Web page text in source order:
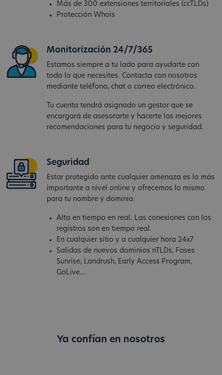
Más de 300 extensiones territoriales (ccTLDs)
Protección Whois
Monitorización 24/7/365
Estamos siempre a tu lado para ayudarte con
todo lo que necesites. Contacta con nosotros
mediante teléfono, chat o correo electrónico.
Tu cuenta tendrá asignado un gestor que se
encargará de asesorarte y hacerte las mejores
recomendaciones para tu negocio y seguridad.
Seguridad
Estar protegido ante cualquier amenaza es lo más
importante a nivel online y ofrecemos lo mismo
para tu nombre y dominio.
Alta en tiempo en real. Las conexiones con los
registros son en tiempo real.
En cualquier sitio y a cualquier hora 24x7
Salidas de nuevos dominios nTLDs, Fases
Sunrise, Landrush, Early Access Program,
GoLive...
Ya confían en nosotros